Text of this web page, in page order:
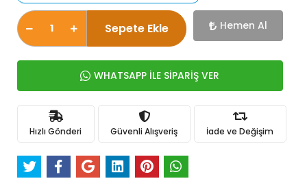
Sepete Ekle Hemen Al
WHATSAPP İLE SİPARİŞ VER
Hızlı Gönderi Güvenli Alışveriş İade ve Değişim